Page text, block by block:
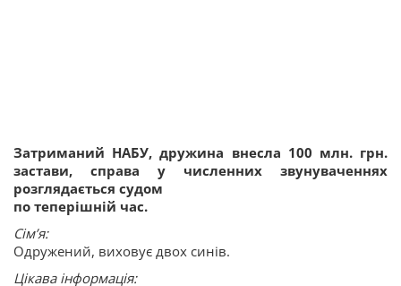
Затриманий НАБУ, дружина внесла 100 млн. грн.
застави, справа у численних звунуваченнях
розглядається судом
по теперішній час.
Сім’я:
Одружений, виховує двох синів.
Цікава інформація: